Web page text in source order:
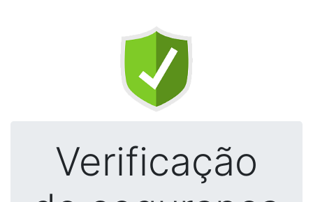
Verificação